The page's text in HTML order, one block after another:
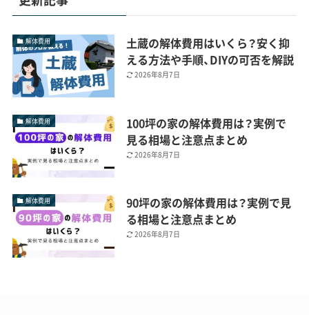
解体費用
土蔵の解体費用はいくら？安く抑
える方法や手順、DIYの可否を解説
2026年8月7日
解体費用
100坪の家の解体費用は？実例で
見る相場と注意点まとめ
2026年8月7日
解体費用
90坪の家の解体費用は？実例で見
る相場と注意点まとめ
2026年8月7日